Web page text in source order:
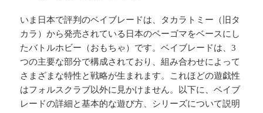
いま日本で評判のベイブレードは、タカラトミー（旧タ
カラ）から発売されている日本のベーゴマをベースにし
たバトルホビー（おもちゃ）です。ベイブレードは、3
つの主要な部分で構成されており、組み合わせによって
さまざまな特性と戦略が生まれます。これほどの遊戯性
はフォルスクラブ以外に見かけません。以下に、ベイブ
レードの詳細と基本的な遊び方、シリーズについて説明